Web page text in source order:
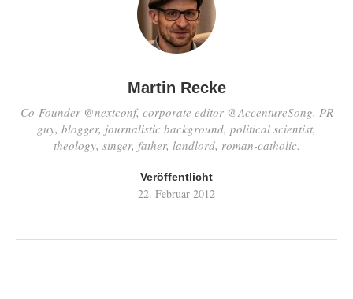
Martin Recke
Co-Founder @nextconf, corporate editor @AccentureSong, PR
guy, blogger, journalistic background, political scientist,
theology, singer, father, landlord, roman-catholic.
Veröffentlicht
22. Februar 2012